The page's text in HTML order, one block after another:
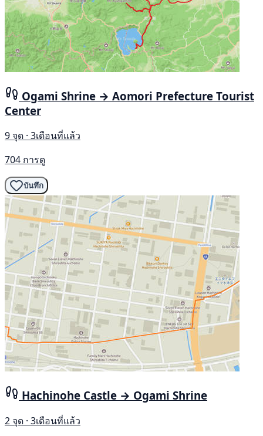
Ogami Shrine → Aomori Prefecture Tourist
Center
9 จุด · 3เดือนที่แล้ว
704 การดู
บันทึก
Hachinohe Castle → Ogami Shrine
2 จุด · 3เดือนที่แล้ว